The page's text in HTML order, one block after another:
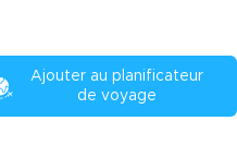
Ajouter au planificateur
de voyage